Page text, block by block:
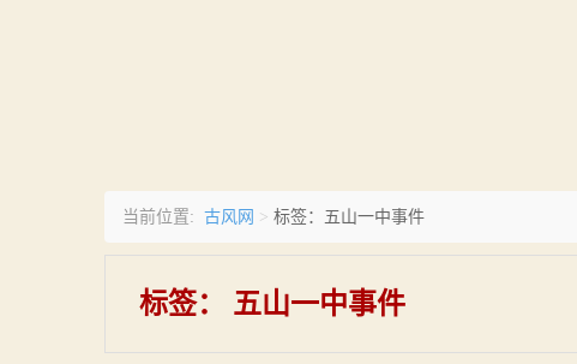
当前位置: 古风网 > 标签：五山一中事件
标签： 五山一中事件